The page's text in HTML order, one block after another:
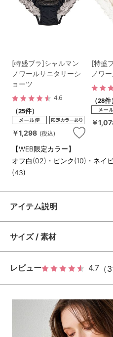
[特盛ブラ]シャルマン
ノワールサニタリーシ
ョーツ
4.6
（25件）
￥1,298 (税込)
[特盛
ノワ
（28件）
￥
【WEB限定カラー】
オフ白(02)・ピンク(10)・ネイ
(43)
アイテム説明
サイズ / 素材
レビュー 4.7 （